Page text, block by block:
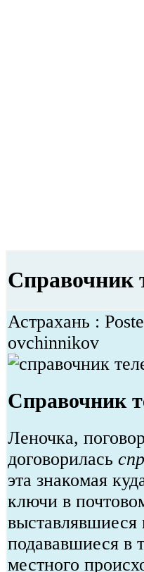
Справочник
Астрахань :
ovchinnikov
Справочник
Леночка,
договорилась
эта знакомая
ключи в
подававшиеся в
местного